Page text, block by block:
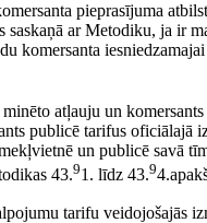
pieprasījuma
ar Metodiku, ja ir
komersanta
atļauju un
publicē tarifus oficiālajā
un publicē savā
43.91. līdz 43.9
tarifu veidojošajās